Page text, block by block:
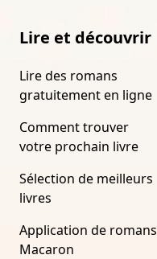
Lire et découvrir
Lire des romans
gratuitement en ligne
Comment trouver
votre prochain livre
Sélection de meilleurs
livres
Application de romans
Macaron